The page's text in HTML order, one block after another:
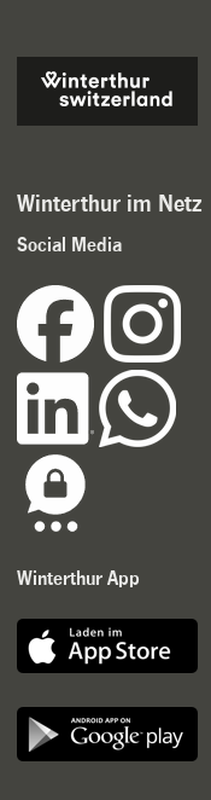
Winterthur im Netz
Social Media
Winterthur App